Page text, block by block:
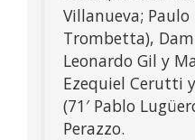
Villanueva; Paulo
Trombetta),
Leonardo Gil y
Ezequiel Cerutti
(71′ Pablo
Perazzo.